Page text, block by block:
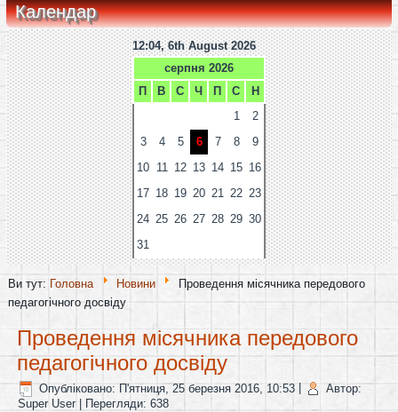
Календар
12:04, 6th August 2026
серпня 2026
П
В С Ч П С
Н
1
2
3
4 5 6 7 8
9
10 11 12 13 14 15 16
17 18 19 20 21 22 23
24 25 26 27 28 29 30
31
Ви тут: Головна Новини
Проведення місячника передового
педагогічного досвіду
Проведення місячника передового
педагогічного досвіду
Опубліковано: П'ятниця, 25 березня 2016, 10:53
Автор:
Super User | Перегляди: 638